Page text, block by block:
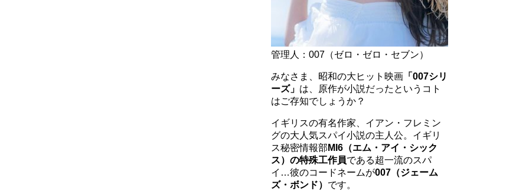
管理人：007（ゼロ・ゼロ・セブン）
みなさま、昭和の大ヒット映画 「007シリ
ーズ」 は、原作が小説だったというコト
はご存知でしょうか？
イギリスの有名作家、イアン・フレミン
グの大人気スパイ小説の主人公。イギリ
ス秘密情報部 MI6（エム・アイ・シック
ス）の特殊工作員である超一流のスパ
イ…彼のコードネームが007（ジェーム
ズ・ボンド） です。